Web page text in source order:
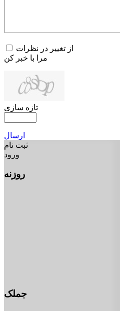
از تغییر در نظرات
مرا با خبر کن
تازه سازی
ارسال
ثبت نام
ورود
روزنه
جملک